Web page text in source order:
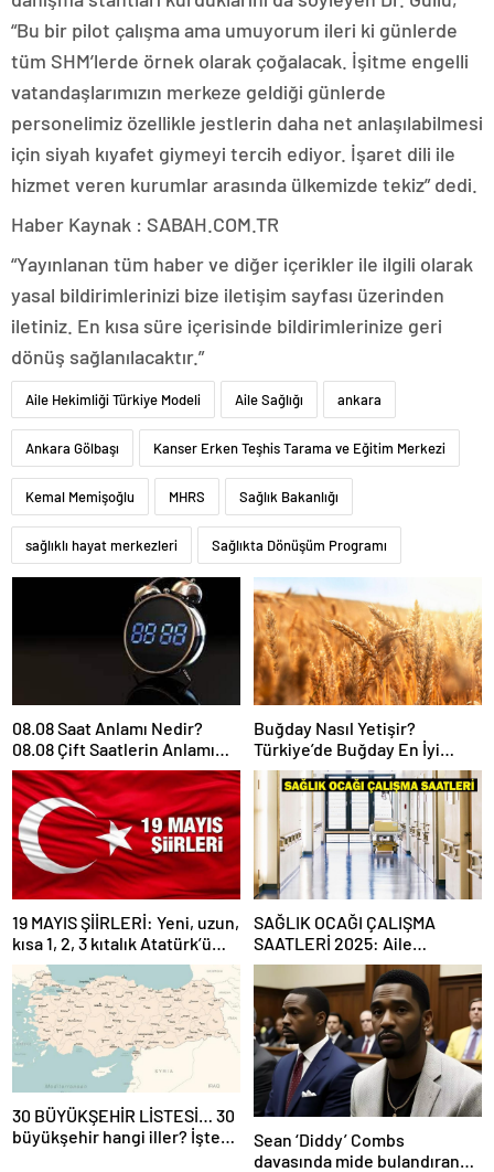
“Bu bir pilot çalışma ama umuyorum ileri ki günlerde
tüm SHM’lerde örnek olarak çoğalacak. İşitme engelli
vatandaşlarımızın merkeze geldiği günlerde
personelimiz özellikle jestlerin daha net anlaşılabilmesi
için siyah kıyafet giymeyi tercih ediyor. İşaret dili ile
hizmet veren kurumlar arasında ülkemizde tekiz” dedi.
Haber Kaynak : SABAH.COM.TR
“Yayınlanan tüm haber ve diğer içerikler ile ilgili olarak
yasal bildirimlerinizi bize iletişim sayfası üzerinden
iletiniz. En kısa süre içerisinde bildirimlerinize geri
dönüş sağlanılacaktır.”
Aile Hekimliği Türkiye Modeli Aile Sağlığı ankara
Ankara Gölbaşı Kanser Erken Teşhis Tarama ve Eğitim Merkezi
Kemal Memişoğlu MHRS Sağlık Bakanlığı
sağlıklı hayat merkezleri Sağlıkta Dönüşüm Programı
08.08 Saat Anlamı Nedir?
08.08 Çift Saatlerin Anlamı
Nasıl Yorumlanır?
Buğday Nasıl Yetişir?
Türkiye’de Buğday En İyi
Nerede Yetişir?
19 MAYIS ŞİİRLERİ: Yeni, uzun,
kısa 1, 2, 3 kıtalık Atatürk’ü
Anma Gençlik ve Spor
Bayramı şiirleri…
SAĞLIK OCAĞI ÇALIŞMA
SAATLERİ 2025: Aile
Hekimliği kaçta açılıyor, kaça
kadar açık? Sağlık ocağı hafta
sonu açık mı?
30 BÜYÜKŞEHİR LİSTESİ… 30
büyükşehir hangi iller? İşte
Sean ‘Diddy’ Combs
davasında mide bulandıran